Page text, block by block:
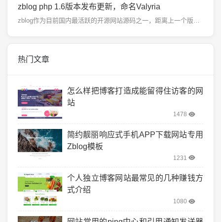
zblog php 1.6版本发布更新，命名Valyria
zblog作为目前国内最活跃的开源网站源码之一，距离上一个版本发布更新到现在已经接近2年...
热门文章
怎么样把博客打造成能留得住访客的网
站
1478
简约靓丽响应式手机APP下载网站专用
Zblog模板
1231
个人独立博客网站最常见的几种赚钱方
式介绍
1080